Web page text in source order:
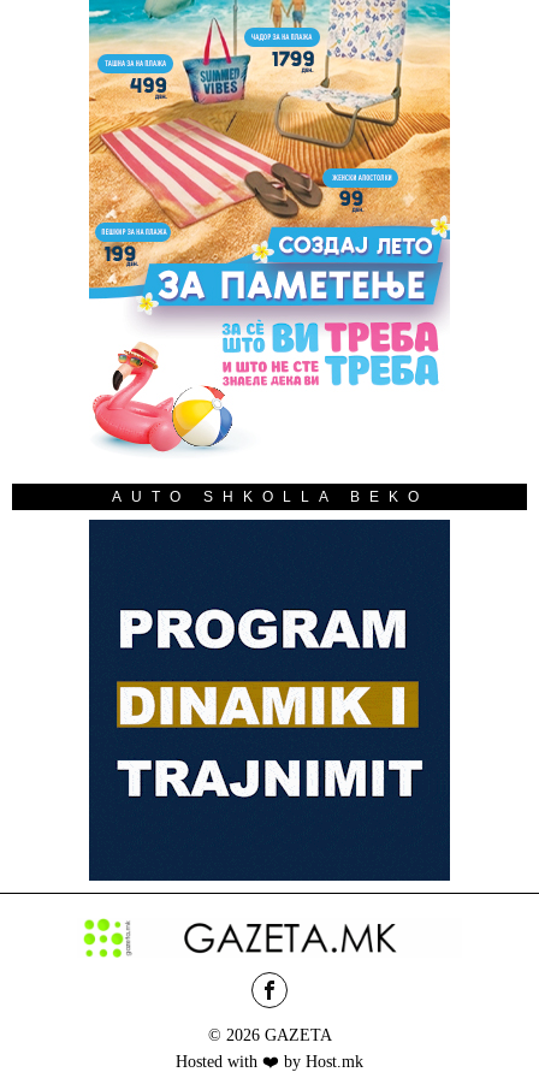
AUTO SHKOLLA BEKO
© 2026 GAZETA
Hosted with ❤️ by Host.mk